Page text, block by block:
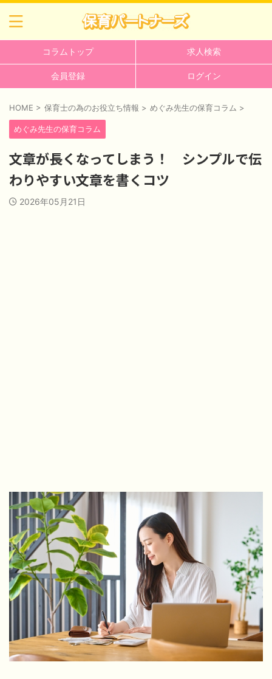
コラムトップ 求人検索
会員登録 ログイン
HOME > 保育士の為のお役立ち情報 > めぐみ先生の保育コラム >
めぐみ先生の保育コラム
文章が長くなってしまう！ シンプルで伝
わりやすい文章を書くコツ
2026年05月21日